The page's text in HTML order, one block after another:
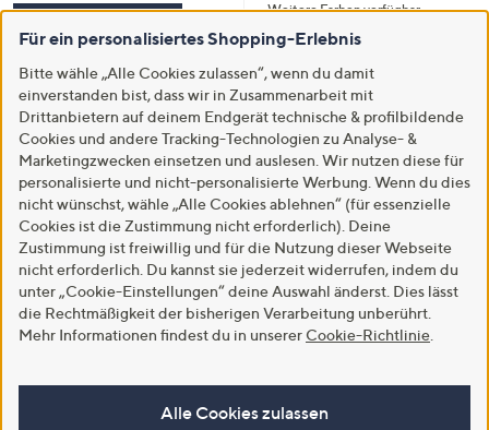
5
5
Weitere Farben verfügbar
SALE
SALE
Für ein personalisiertes Shopping-Erlebnis
Bitte wähle „Alle Cookies zulassen“, wenn du damit
einverstanden bist, dass wir in Zusammenarbeit mit
Drittanbietern auf deinem Endgerät technische & profilbildende
Cookies und andere Tracking-Technologien zu Analyse- &
Marketingzwecken einsetzen und auslesen. Wir nutzen diese für
personalisierte und nicht-personalisierte Werbung. Wenn du dies
nicht wünschst, wähle „Alle Cookies ablehnen“ (für essenzielle
Cookies ist die Zustimmung nicht erforderlich). Deine
Zustimmung ist freiwillig und für die Nutzung dieser Webseite
nicht erforderlich. Du kannst sie jederzeit widerrufen, indem du
unter „Cookie-Einstellungen“ deine Auswahl änderst. Dies lässt
die Rechtmäßigkeit der bisherigen Verarbeitung unberührt.
Mehr Informationen findest du in unserer Cookie-Richtlinie
Alle Cookies zulassen